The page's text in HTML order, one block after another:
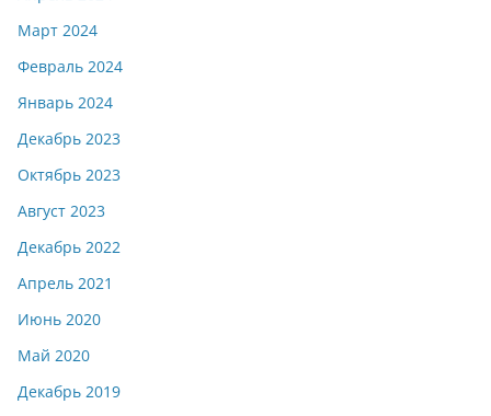
Март 2024
Февраль 2024
Январь 2024
Декабрь 2023
Октябрь 2023
Август 2023
Декабрь 2022
Апрель 2021
Июнь 2020
Май 2020
Декабрь 2019